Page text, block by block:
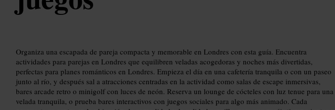
Organiza una escapada de pareja compacta y memorable en Londres con esta guía. Encuentra
actividades para parejas en Londres que equilibren veladas acogedoras y noches más divertidas,
perfectas para planes románticos en Londres. Empieza el día en una cafetería tranquila o con un paseo
junto al río, y después sal a atracciones centradas en la actividad como salas de escape inmersivas,
bares arcade retro o minigolf con luces de neón. Reserva un lounge de cócteles con luz tenue para una
velada tranquila, o prueba bares interactivos con juegos sociales para algo más animado. Cada